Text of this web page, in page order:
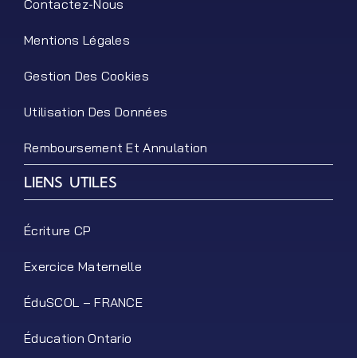
Contactez-Nous
Mentions Légales
Gestion Des Cookies
Utilisation Des Données
Remboursement Et Annulation
LIENS UTILES
Écriture CP
Exercice Maternelle
ÉduSCOL – FRANCE
Éducation Ontario